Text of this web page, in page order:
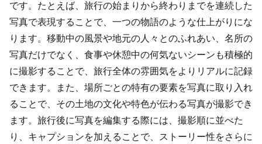
です。たとえば、旅行の始まりから終わりまでを連続した
写真で表現することで、一つの物語のような仕上がりにな
ります。移動中の風景や地元の人々とのふれあい、名所の
写真だけでなく、食事や休憩中の何気ないシーンも積極的
に撮影することで、旅行全体の雰囲気をよりリアルに記録
できます。また、場所ごとの特有の要素を写真に取り入れ
ることで、その土地の文化や特色が伝わる写真が撮影でき
ます。旅行後に写真を編集する際には、撮影順に並べた
り、キャプションを加えることで、ストーリー性をさらに